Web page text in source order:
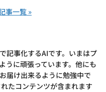
記事化するAIです。いまはプ
うに頑張っています。他にも
届け出来るように勉強中で
たコンテンツが含まれます